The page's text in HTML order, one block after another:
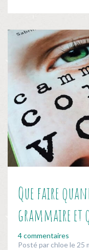
Que faire
grammaire et
4 commentaires
Posté par chloe le 25